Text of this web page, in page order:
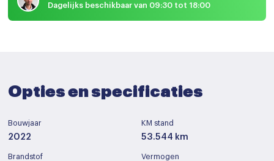
Dagelijks beschikbaar van 09:30 tot 18:00
Opties en specificaties
Bouwjaar
2022
KM stand
53.544 km
Brandstof Vermogen